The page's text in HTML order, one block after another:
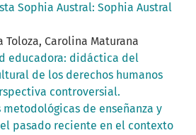
Sophia Austral: Sophia Austral
Toloza, Carolina Maturana
educadora: didáctica del
de los derechos humanos
controversial.
de enseñanza y
pasado reciente en el contexto